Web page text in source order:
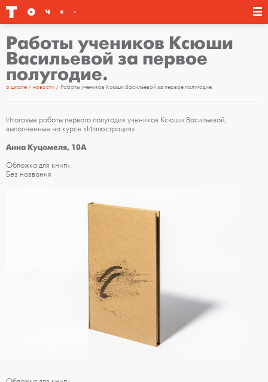
Работы учеников Ксюши
Васильевой за первое
полугодие.
о школе новости Работы учеников Ксюши Васильевой за первое полугодие.
Итоговые работы первого полугодия учеников Ксюши Васильевой,
выполненные на курсе «Иллюстрация».
Анна Куцомеля, 10А
Обложка для книги.
Без названия